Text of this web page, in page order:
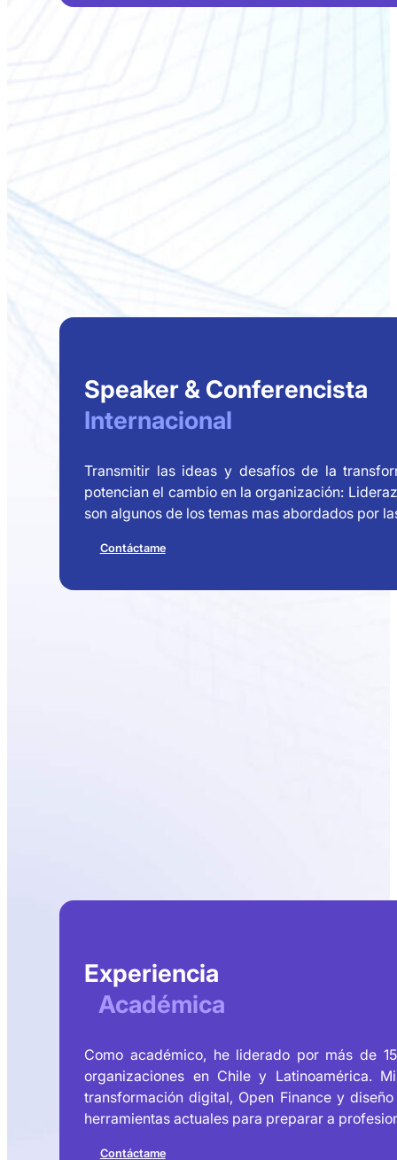
Speaker & Conferencista
Internacional
Transmitir las ideas y desafíos de la
potencian el cambio en la organización:
son algunos de los temas mas abordados por
Contáctame
Experiencia
Académica
Como académico, he liderado por más de
organizaciones en Chile y Latinoamérica.
transformación digital, Open Finance y
herramientas actuales para preparar a
Contáctame